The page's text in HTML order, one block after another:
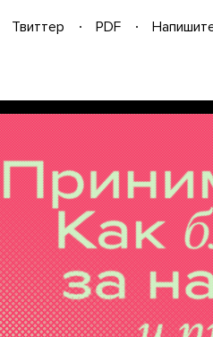
Твиттер PDF